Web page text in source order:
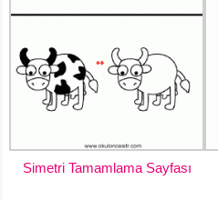
Simetri Tamamlama Sayfası